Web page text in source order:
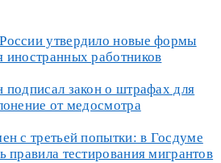
утвердило новые формы
иностранных работников
подписал закон о штрафах для
от медосмотра
с третьей попытки: в Госдуме
правила тестирования мигрантов